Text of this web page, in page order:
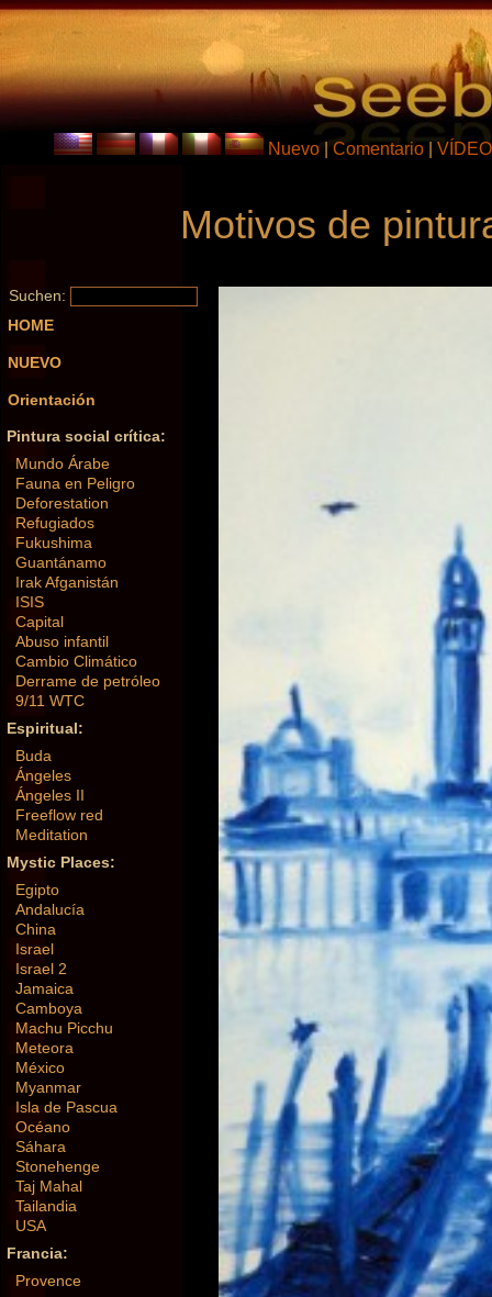
Nuevo Comentario VÍDEO
Motivos de
Suchen:
HOME
NUEVO
Orientación
Pintura social crítica:
Mundo Árabe
Fauna en Peligro
Deforestation
Refugiados
Fukushima
Guantánamo
Irak Afganistán
ISIS
Capital
Abuso infantil
Cambio Climático
Derrame de petróleo
9/11 WTC
Espiritual:
Buda
Ángeles
Ángeles II
Freeflow red
Meditation
Mystic Places:
Egipto
Andalucía
China
Israel
Israel 2
Jamaica
Camboya
Machu Picchu
Meteora
México
Myanmar
Isla de Pascua
Océano
Sáhara
Stonehenge
Taj Mahal
Tailandia
USA
Francia:
Provence